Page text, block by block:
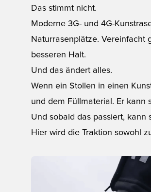
Das stimmt nicht.
Moderne 3G- und 4G-
Naturrasenplätze. Vereinfacht
besseren Halt.
Und das ändert alles.
Wenn ein Stollen in einen
und dem Füllmaterial. Er kann
Und sobald das passiert, kann
Hier wird die Traktion sowohl